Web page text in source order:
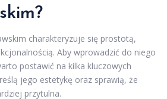
charakteryzuje się prostotą,
Aby wprowadzić do niego
postawić na kilka kluczowych
jego estetykę oraz sprawią, że
przytulna.